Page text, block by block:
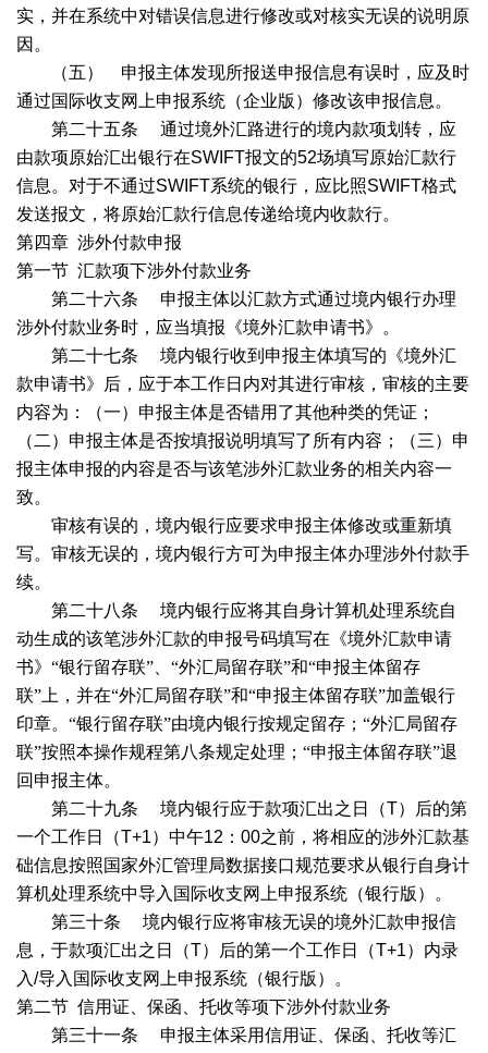
实，并在系统中对错误信息进行修改或对核实无误的说明原
因。
（五） 申报主体发现所报送申报信息有误时，应及时
通过国际收支网上申报系统（企业版）修改该申报信息。
第二十五条
通过境外汇路进行的境内款项划转，应
由款项原始汇出银行在SWIFT报文的52场填写原始汇款行
信息。对于不通过SWIFT系统的银行，应比照SWIFT格式
发送报文，将原始汇款行信息传递给境内收款行。
第四章 涉外付款申报
第一节 汇款项下涉外付款业务
第二十六条
申报主体以汇款方式通过境内银行办理
涉外付款业务时，应当填报《境外汇款申请书》。
第二十七条
境内银行收到申报主体填写的《境外汇
款申请书》后，应于本工作日内对其进行审核，审核的主要
内容为：（一）申报主体是否错用了其他种类的凭证；
（二）申报主体是否按填报说明填写了所有内容；（三）申
报主体申报的内容是否与该笔涉外汇款业务的相关内容一
致。
审核有误的，境内银行应要求申报主体修改或重新填
写。审核无误的，境内银行方可为申报主体办理涉外付款手
续。
第二十八条
境内银行应将其自身计算机处理系统自
动生成的该笔涉外汇款的申报号码填写在《境外汇款申请
书》“银行留存联”、“外汇局留存联”和“申报主体留存
联”上，并在“外汇局留存联”和“申报主体留存联”加盖银行
印章。“银行留存联”由境内银行按规定留存；“外汇局留存
联”按照本操作规程第八条规定处理；“申报主体留存联”退
回申报主体。
第二十九条
境内银行应于款项汇出之日（T）后的第
一个工作日（T+1）中午12 ： 00之前，将相应的涉外汇款基
础信息按照国家外汇管理局数据接口规范要求从银行自身计
算机处理系统中导入国际收支网上申报系统（银行版）。
第三十条
境内银行应将审核无误的境外汇款申报信
息，于款项汇出之日（T）后的第一个工作日（T+1）内录
入/导入国际收支网上申报系统（银行版）。
第二节 信用证、保函、托收等项下涉外付款业务
第三十一条
申报主体采用信用证、保函、托收等汇